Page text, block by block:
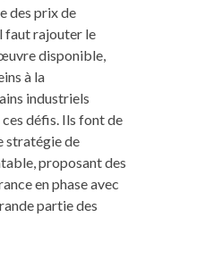
des prix de
faut rajouter le
disponible,
à la
industriels
défis. Ils font de
stratégie de
proposant des
en phase avec
partie des